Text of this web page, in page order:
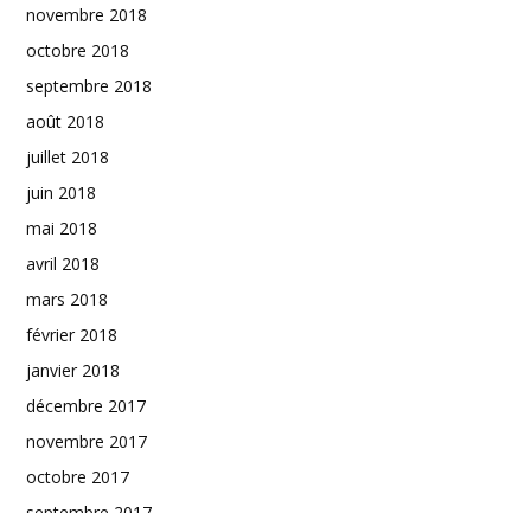
novembre 2018
octobre 2018
septembre 2018
août 2018
juillet 2018
juin 2018
mai 2018
avril 2018
mars 2018
février 2018
janvier 2018
décembre 2017
novembre 2017
octobre 2017